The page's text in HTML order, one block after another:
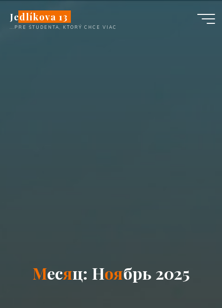
содержимому
Jedlíkova 13
...PRE ŠTUDENTA, KTORÝ CHCE VIAC
Месяц: Ноябрь 2025